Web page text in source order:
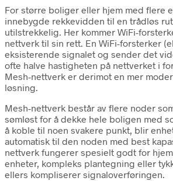
For større boliger eller hjem med flere
innebygde rekkevidden til en trådløs
utilstrekkelig. Her kommer WiFi-
nettverk til sin rett. En WiFi-forsterker
eksisterende signalet og sender det
ofte halve hastigheten på nettverket i
Mesh-nettverk er derimot en mer
løsning.
Mesh-nettverk består av flere noder
sømløst for å dekke hele boligen med
å koble til noen svakere punkt, blir
automatisk til den noden med best
nettverk fungerer spesielt godt for
enheter, kompleks plantegning eller
ellers kompliserer signaloverføringen.